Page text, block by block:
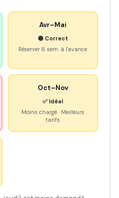
Avr–Mai
🟡 Correct
Réserver 6 sem. à l'avance
Oct–Nov
✅ Idéal
Moins chargé · Meilleurs
tarifs